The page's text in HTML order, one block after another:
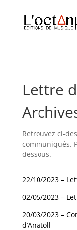
Lettre
Retrouvez ci-
communiqués.
dessous.
22/10/2023 –
02/05/2023 –
20/03/2023 –
d’Anatoll